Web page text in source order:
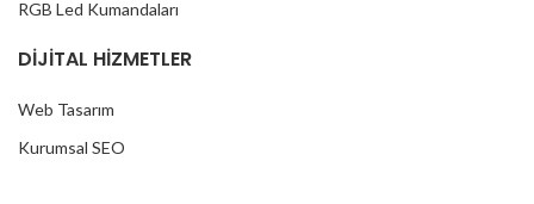
RGB Led Kumandaları
DİJİTAL HİZMETLER
Web Tasarım
Kurumsal SEO